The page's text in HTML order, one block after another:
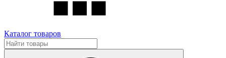
Каталог товаров